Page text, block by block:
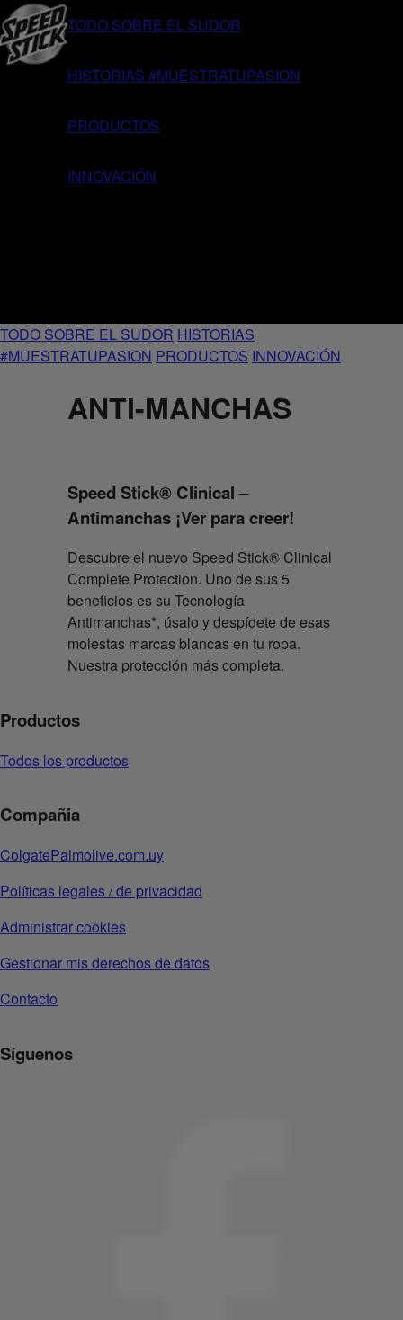
TODO SOBRE EL SUDOR
HISTORIAS #MUESTRATUPASION
PRODUCTOS
INNOVACIÓN
TODO SOBRE EL SUDOR HISTORIAS
#MUESTRATUPASION PRODUCTOS INNOVACIÓN
ANTI-MANCHAS
Speed Stick® Clinical –
Antimanchas ¡Ver para creer!
Descubre el nuevo Speed Stick® Clinical
Complete Protection. Uno de sus 5
beneficios es su Tecnología
Antimanchas*, úsalo y despídete de esas
molestas marcas blancas en tu ropa.
Nuestra protección más completa.
Productos
Todos los productos
Compañia
ColgatePalmolive.com.uy
Políticas legales / de privacidad
Administrar cookies
Gestionar mis derechos de datos
Contacto
Síguenos